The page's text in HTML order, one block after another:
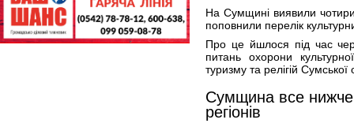
На Сумщині виявили
поповнили перелік
Про це йшлося під час
питань охорони
туризму та релігій
Сумщина все нижче
регіонів